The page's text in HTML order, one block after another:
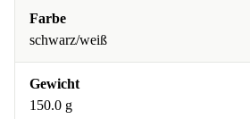
Farbe
schwarz/weiß
Gewicht
150.0 g